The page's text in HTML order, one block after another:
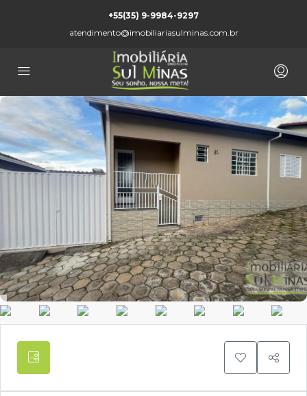
+55(35) 9-9984-9297
atendimento@imobiliariasulminas.com.br